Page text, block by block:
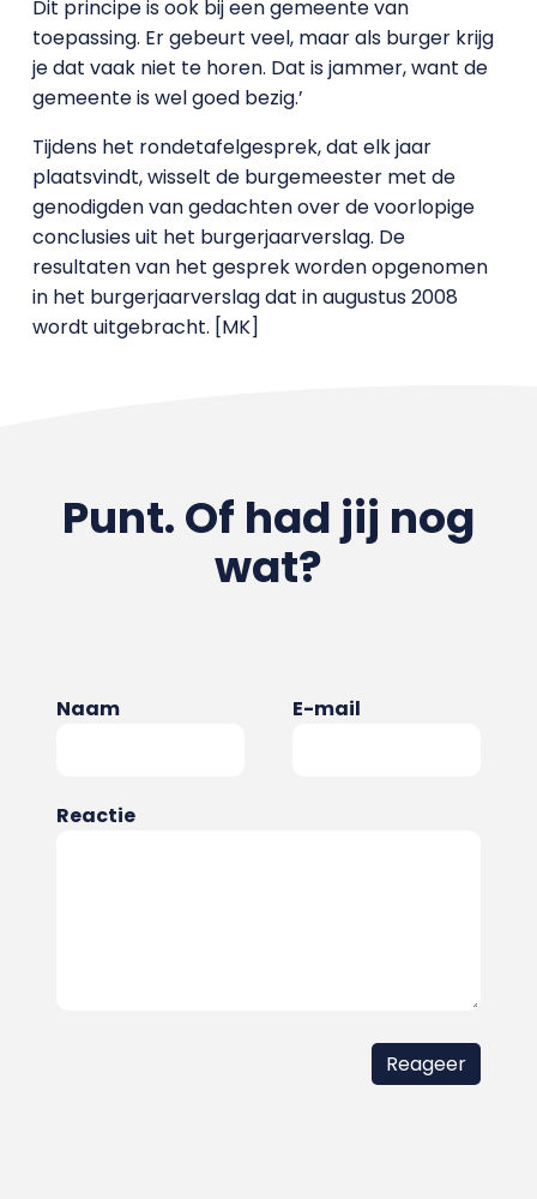
Dit principe is ook bij een gemeente van
toepassing. Er gebeurt veel, maar als burger krijg
je dat vaak niet te horen. Dat is jammer, want de
gemeente is wel goed bezig.’
Tijdens het rondetafelgesprek, dat elk jaar
plaatsvindt, wisselt de burgemeester met de
genodigden van gedachten over de voorlopige
conclusies uit het burgerjaarverslag. De
resultaten van het gesprek worden opgenomen
in het burgerjaarverslag dat in augustus 2008
wordt uitgebracht. [MK]
Punt. Of had jij nog
wat?
Naam E-mail
Reactie